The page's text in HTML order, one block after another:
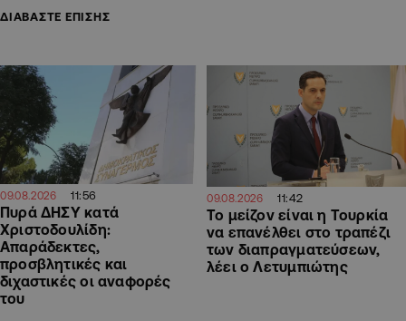
ΔΙΑΒΑΣΤΕ ΕΠΙΣΗΣ
09.08.2026 11:56
Πυρά ΔΗΣΥ κατά
Χριστοδουλίδη:
Απαράδεκτες,
προσβλητικές και
διχαστικές οι αναφορές
του
09.08.2026 11:42
Το μείζον είναι η Τουρκία
να επανέλθει στο τραπέζι
των διαπραγματεύσεων,
λέει ο Λετυμπιώτης